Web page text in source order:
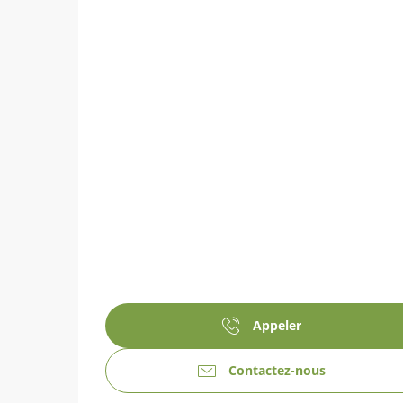
Appeler
Contactez-nous